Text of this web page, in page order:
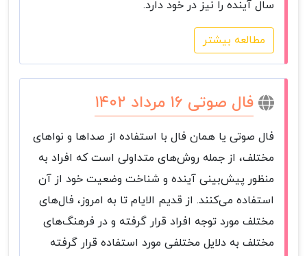
سال آینده را نیز در خود دارد.
مطالعه بیشتر
فال صوتی ۱۶ مرداد ۱۴۰۲
فال صوتی یا همان فال با استفاده از صداها و نواهای
مختلف، از جمله روش‌های متداولی است که افراد به
منظور پیش‌بینی آینده و شناخت وضعیت خود از آن
استفاده می‌کنند. از قدیم الایام تا به امروز، فال‌های
مختلف مورد توجه افراد قرار گرفته و در فرهنگ‌های
مختلف به دلایل مختلفی مورد استفاده قرار گرفته